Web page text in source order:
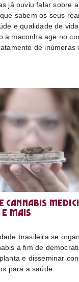
já ouviu falar sobre
sabem os seus
e qualidade de
a maconha age no
de inúmeras
cannabis
e mais
brasileira se
a fim de
e disseminar
para a saúde.